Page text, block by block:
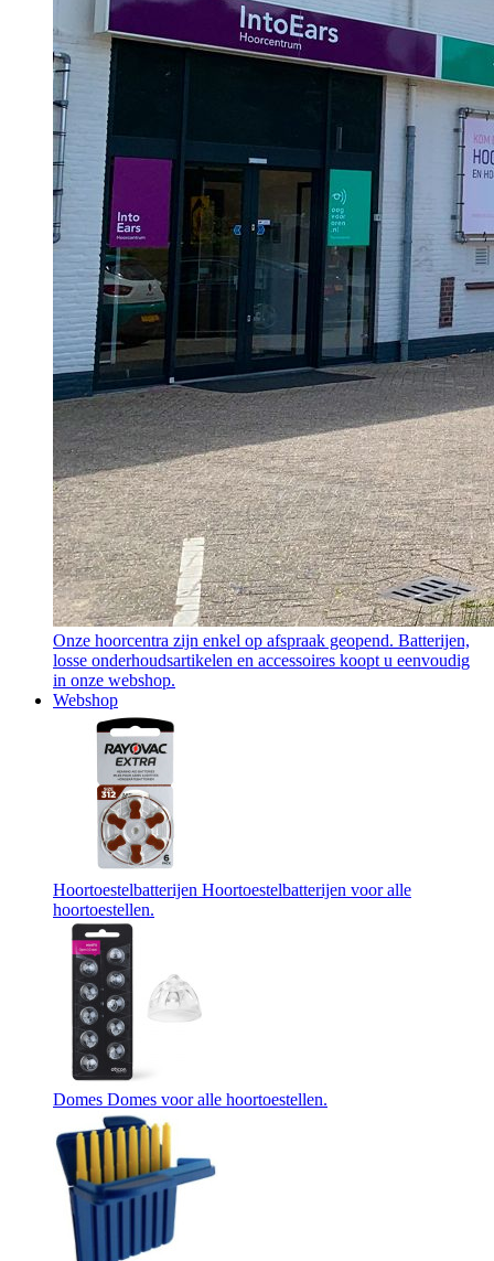
Onze hoorcentra zijn enkel op afspraak geopend. Batterijen,
losse onderhoudsartikelen en accessoires koopt u eenvoudig
in onze webshop.
Webshop
Hoortoestelbatterijen Hoortoestelbatterijen voor alle
hoortoestellen.
Domes Domes voor alle hoortoestellen.